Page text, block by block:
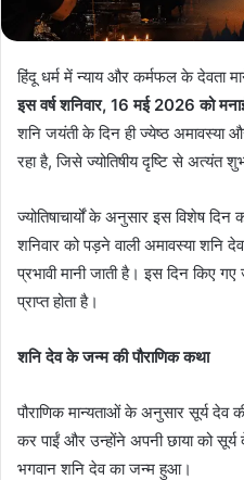
हिंदू धर्म में न्याय और कर्मफल के देवता
इस वर्ष शनिवार, 16 मई 2026 को
शनि जयंती के दिन ही ज्येष्ठ अमावस्या
रहा है, जिसे ज्योतिषीय दृष्टि से अत्यंत
ज्योतिषाचार्यों के अनुसार इस विशेष दिन
शनिवार को पड़ने वाली अमावस्या शनि
प्रभावी मानी जाती है। इस दिन किए
प्राप्त होता है।
शनि देव के जन्म की पौराणिक कथा
पौराणिक मान्यताओं के अनुसार सूर्य देव
कर पाईं और उन्होंने अपनी छाया को
भगवान शनि देव का जन्म हुआ।